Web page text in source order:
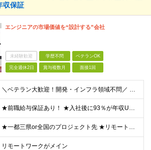
保証
エンジニアの市場価値を“設計する”会社
未経験歓迎 学歴不問 ベテランOK
完全週休2日 賞与複数月 面接1回
＼ベテラン大歓迎！開発・インフラ領域不問／ ■ITプロジェクトにおけるマネジメント経験、もしくはPM、PMOのご経験をお持ちの方 ■学歴不問 ～このような方にオススメです～ ・「人材育成・マネジメン
★前職給与保証あり！ ★入社後に93％が年収UPを実現 ★平均年収は【103万円UP】を実現 ★入社後年収最大【156万円UP】 ■月給40万円～90万円+昇給2回+賞与2回+各種手当 ＜スキル/
★一都三県or全国のプロジェクト先 ★リモート率85%＆フルリモート案件多数 ★転居を伴う転勤なし ★U・Iターンも歓迎！地方在住者の採用実績も多数あり ■本社 東京都渋谷区恵比寿西1-32-16
リモートワークがメイン